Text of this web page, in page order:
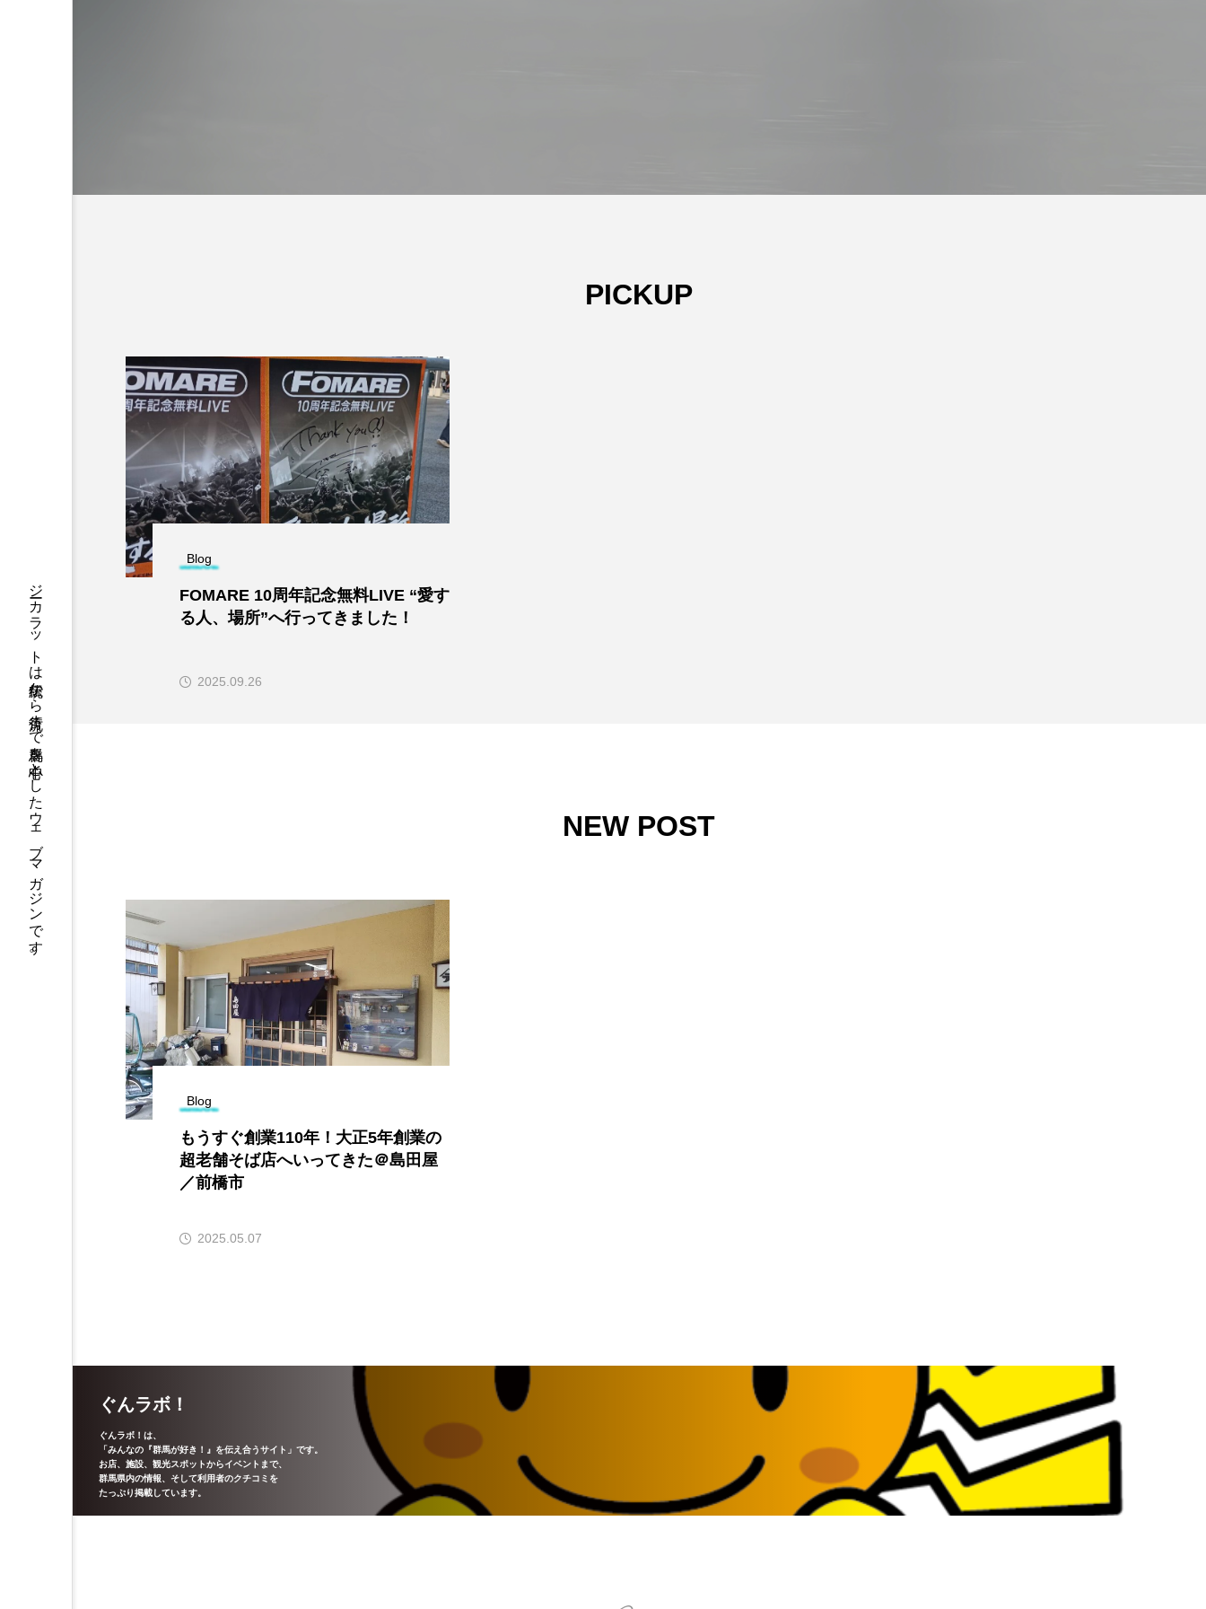
ジーカラットは伝統から流行まで群馬を中心としたウェブマガジンです。
PICKUP
Blog
FOMARE 10周年記念無料LIVE “愛す
る人、場所”へ行ってきました！
2025.09.26
NEW POST
Blog
もうすぐ創業110年！大正5年創業の
超老舗そば店へいってきた＠島田屋
／前橋市
2025.05.07
ぐんラボ！
ぐんラボ！は、
「みんなの『群馬が好き！』を伝え合うサイト」です。
お店、施設、観光スポットからイベントまで、
群馬県内の情報、そして利用者のクチコミを
たっぷり掲載しています。